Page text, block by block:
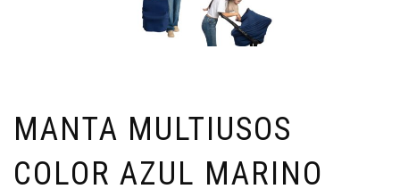
MANTA MULTIUSOS
COLOR AZUL MARINO